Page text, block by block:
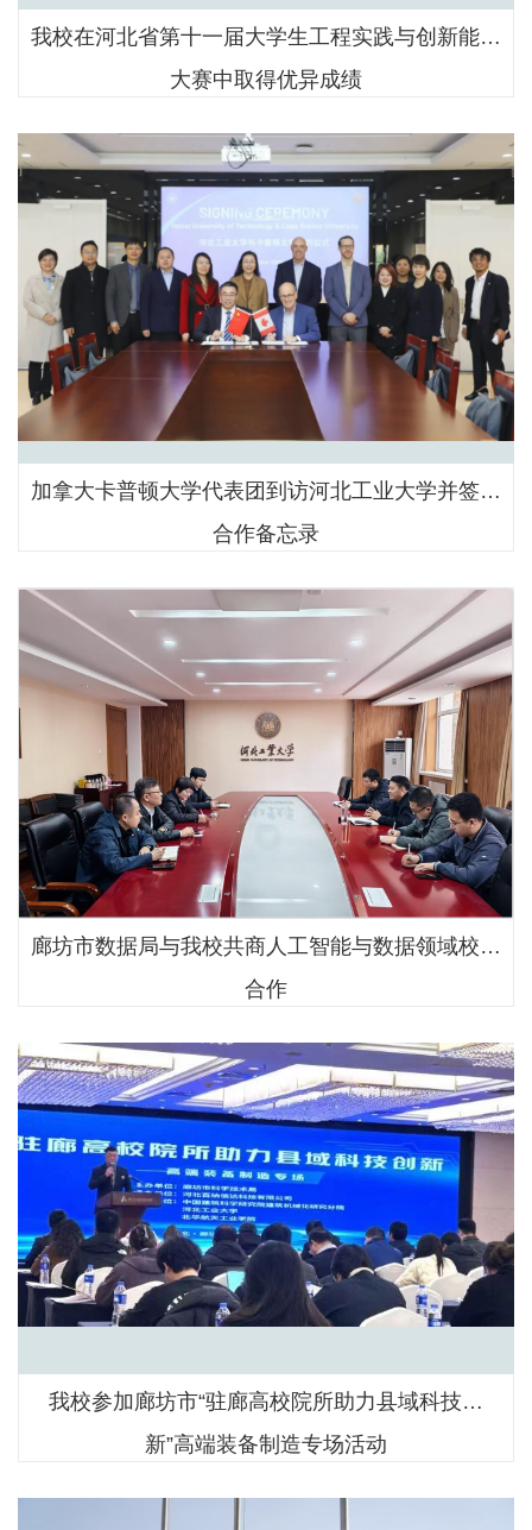
我校在河北省第十一届大学生工程实践与创新能力
大赛中取得优异成绩
加拿大卡普顿大学代表团到访河北工业大学并签署
合作备忘录
廊坊市数据局与我校共商人工智能与数据领域校地
合作
我校参加廊坊市“驻廊高校院所助力县域科技创
新”高端装备制造专场活动